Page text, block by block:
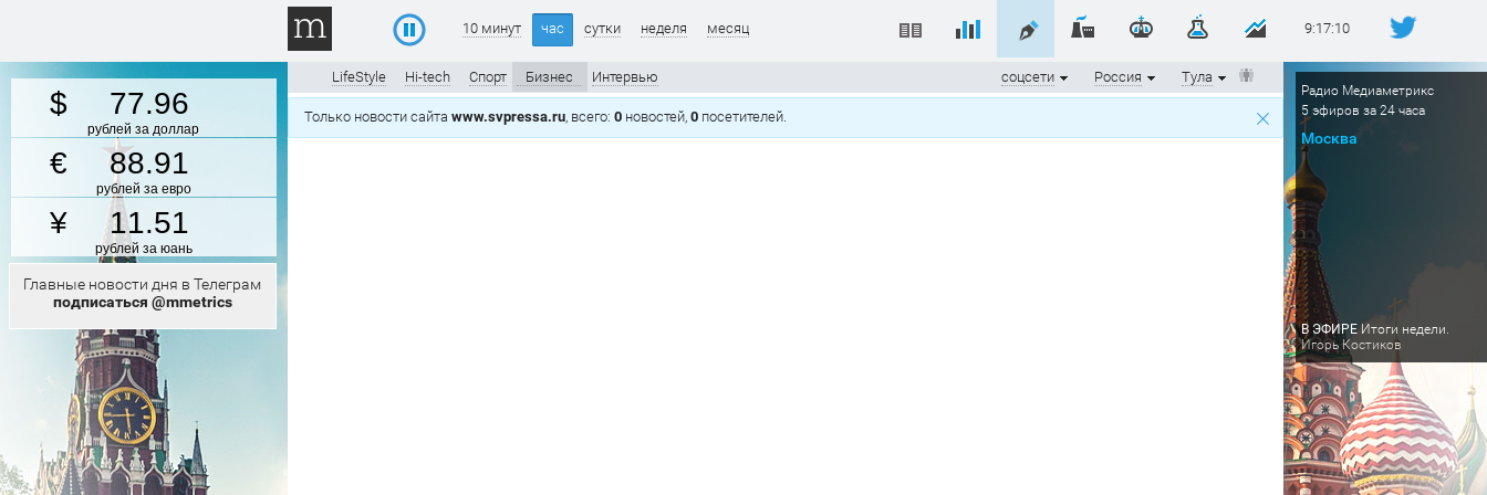
77.96
рублей за доллар
88.91
рублей за евро
11.51
рублей за юань
Главные новости дня в Телеграм
подписаться @mmetrics
Радио Медиаметрикс
5 эфиров за 24 часа
Москва
В ЭФИРЕ Итоги недели.
Игорь Костиков
9:17:11
10 минут час сутки неделя месяц
LifeStyle Hi-tech Спорт Бизнес Интервью Тула
Россия
соцсети
Только новости сайта www.svpressa.ru, всего: 0 новостей, 0 посетителей.